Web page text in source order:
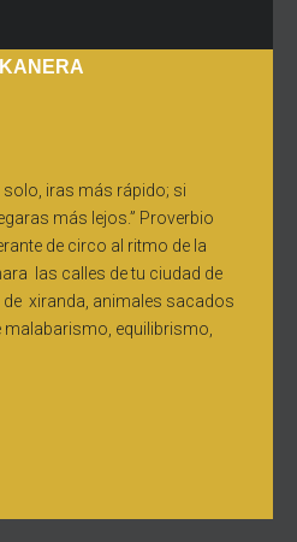
iras más rápido; si
más lejos.” Proverbio
de circo al ritmo de la
las calles de tu ciudad de
de xiranda, animales sacados
equilibrismo,